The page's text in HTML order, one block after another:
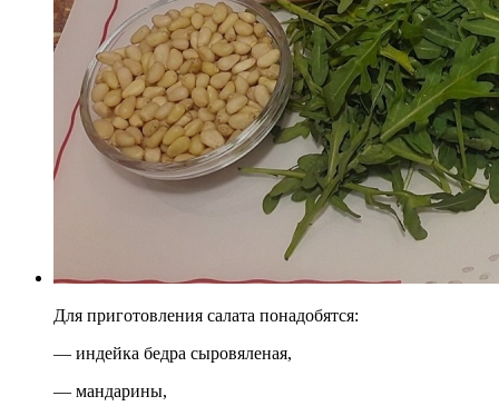
Для приготовления салата понадобятся:
— индейка бедра сыровяленая,
— мандарины,